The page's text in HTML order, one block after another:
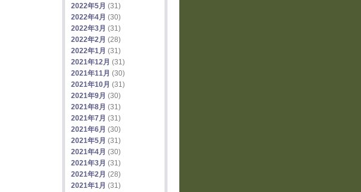
2022年5月 (31)
2022年4月 (30)
2022年3月 (31)
2022年2月 (28)
2022年1月 (31)
2021年12月 (31)
2021年11月 (30)
2021年10月 (31)
2021年9月 (30)
2021年8月 (31)
2021年7月 (31)
2021年6月 (30)
2021年5月 (31)
2021年4月 (30)
2021年3月 (31)
2021年2月 (28)
2021年1月 (31)